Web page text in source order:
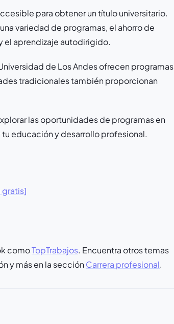
para obtener un título universitario.
variedad de programas, el ahorro de
el aprendizaje autodirigido.
de Los Andes ofrecen programas
tradicionales también proporcionan
las oportunidades de programas en
educación y desarrollo profesional.
gratis]
comoTopTrabajos. Encuentra otros temas
y más en la secciónCarrera profesional.